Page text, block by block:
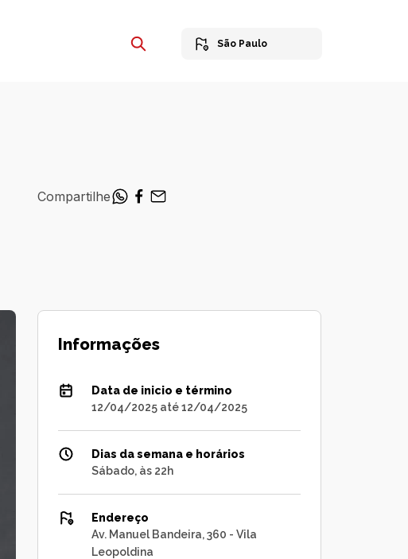
São Paulo
Compartilhe
Informações
Data de inicio e término
12/04/2025 até 12/04/2025
Dias da semana e horários
Sábado, às 22h
Endereço
Av. Manuel Bandeira, 360 - Vila
Leopoldina